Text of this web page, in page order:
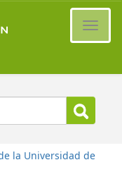
la Universidad de